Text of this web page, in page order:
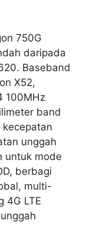
750G
daripada
Baseband
X52,
100MHz
band
unggah
untuk mode
berbagi
multi-
4G LTE